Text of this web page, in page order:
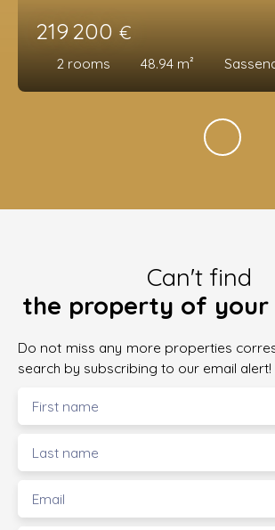
219 200 €
2 rooms 48.94 m²
Can't find
the property of your
Do not miss any more properties
search by subscribing to our email alert!
First name
Last name
Email